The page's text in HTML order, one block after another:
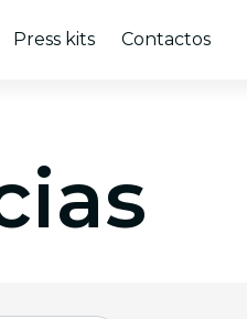
Press kits Contactos